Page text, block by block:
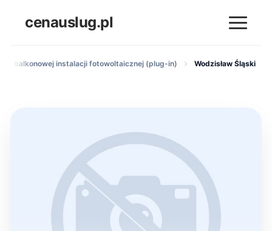
cenauslug.pl
balkonowej instalacji fotowoltaicznej (plug-in) Wodzisław Śląski